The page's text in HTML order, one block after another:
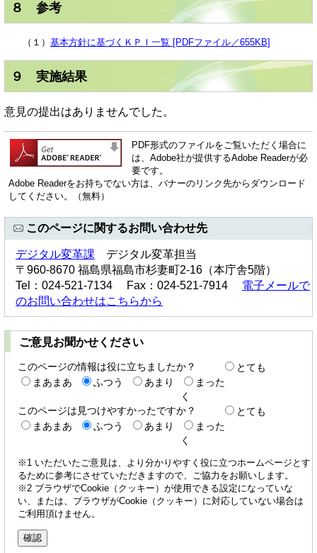
８ 参考
（１） 基本方針に基づくＫＰＩ一覧 [PDFファイル／655KB]
９ 実施結果
意見の提出はありませんでした。
PDF形式のファイルをご覧いただく場合に
は、Adobe社が提供するAdobe Readerが必
要です。
Adobe Readerをお持ちでない方は、バナーのリンク先からダウンロード
してください。（無料）
このページに関するお問い合わせ先
デジタル変革課 デジタル変革担当
〒960-8670 福島県福島市杉妻町2-16（本庁舎5階）
Tel：024-521-7134 Fax：024-521-7914 電子メールで
のお問い合わせはこちらから
ご意見お聞かせください
このページの情報は役に立ちましたか？
とても
まあまあ
ふつう あまり
まった
く
このページは見つけやすかったですか？
とても
まあまあ
ふつう あまり
まった
く
※1 いただいたご意見は、より分かりやすく役に立つホームページとす
るために参考にさせていただきますので、ご協力をお願いします。
※2 ブラウザでCookie（クッキー）が使用できる設定になっていな
い、または、ブラウザがCookie（クッキー）に対応していない場合は
ご利用頂けません。